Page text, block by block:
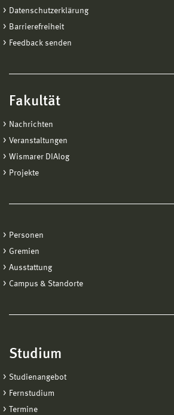
Datenschutzerklärung
Barrierefreiheit
Feedback senden
Fakultät
Nachrichten
Veranstaltungen
Wismarer DIAlog
Projekte
Personen
Gremien
Ausstattung
Campus & Standorte
Studium
Studienangebot
Fernstudium
Termine